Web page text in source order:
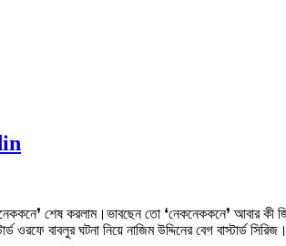
শেষ করলাম।ভাবছেন তো ❛নেকনেককনে❜ আবার কী
ওরফে বাবলুর ঘটনা নিয়ে নাজিম উদ্দিনের বেগ বাস্টার্ড সিরিজ।